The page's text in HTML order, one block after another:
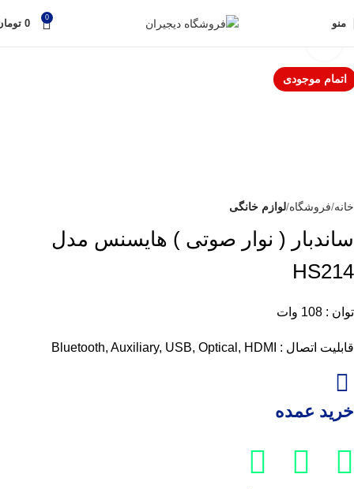
منو
0
0
خانه فروشگاه لوازم خانگی
ساندبار ( نوار صوتی ) هایسنس مدل
HS214
توان : 108 وات
قابلیت اتصال : Bluetooth, Auxiliary, USB, Optical, HDMI
خرید عمده